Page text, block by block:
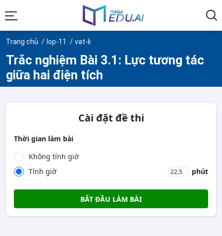
Trang chủ lop-11 vat-li
Trắc nghiệm Bài 3.1: Lực tương tác
giữa hai điện tích
Cài đặt đề thi
Thời gian làm bài
Không tính giờ
Tính giờ
phút
BẮT ĐẦU LÀM BÀI